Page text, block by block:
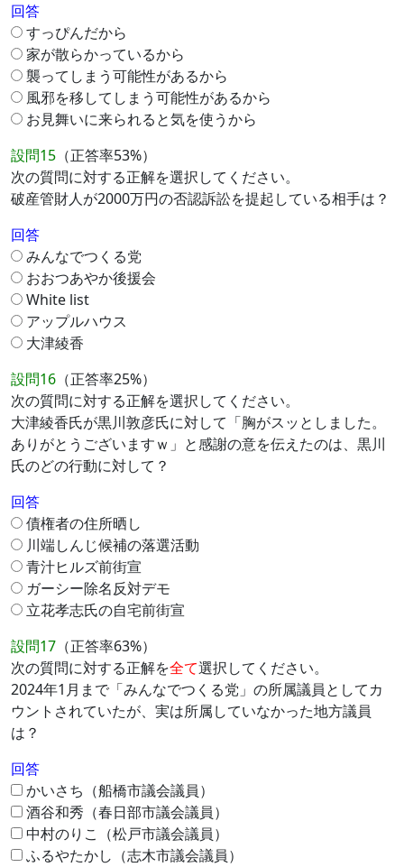
回答
すっぴんだから
家が散らかっているから
襲ってしまう可能性があるから
風邪を移してしまう可能性があるから
お見舞いに来られると気を使うから
設問15 （正答率53%）
次の質問に対する正解を選択してください。
破産管財人が2000万円の否認訴訟を提起している相手は？
回答
みんなでつくる党
おおつあやか後援会
White list
アップルハウス
大津綾香
設問16 （正答率25%）
次の質問に対する正解を選択してください。
大津綾香氏が黒川敦彦氏に対して「胸がスッとしました。
ありがとうございますｗ」と感謝の意を伝えたのは、黒川
氏のどの行動に対して？
回答
債権者の住所晒し
川端しんじ候補の落選活動
青汁ヒルズ前街宣
ガーシー除名反対デモ
立花孝志氏の自宅前街宣
設問17 （正答率63%）
次の質問に対する正解を全て選択してください。
2024年1月まで「みんなでつくる党」の所属議員としてカ
ウントされていたが、実は所属していなかった地方議員
は？
回答
かいさち（船橋市議会議員）
酒谷和秀（春日部市議会議員）
中村のりこ（松戸市議会議員）
ふるやたかし（志木市議会議員）